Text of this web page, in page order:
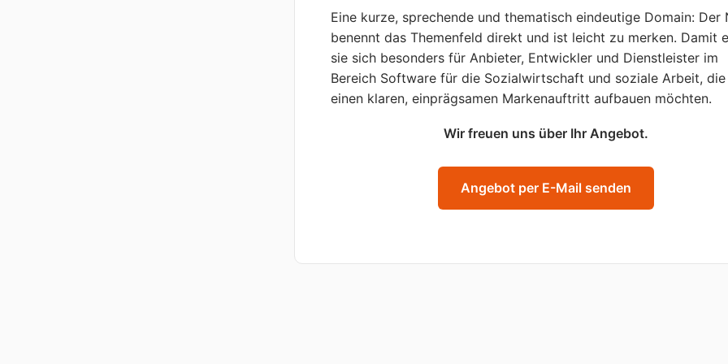
Eine kurze, sprechende und thematisch eindeutige Domain: Der
benennt das Themenfeld direkt und ist leicht zu merken. Damit
sie sich besonders für Anbieter, Entwickler und Dienstleister im
Bereich Software für die Sozialwirtschaft und soziale Arbeit, die
einen klaren, einprägsamen Markenauftritt aufbauen möchten.
Wir freuen uns über Ihr Angebot.
Angebot per E-Mail senden